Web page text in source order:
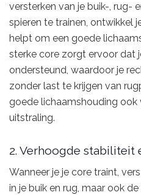
versterken van je buik-, rug-
spieren te trainen, ontwikkel
helpt om een goede
sterke core zorgt ervoor dat
ondersteund, waardoor je
zonder last te krijgen van
goede lichaamshouding
uitstraling.
2. Verhoogde stabiliteit
Wanneer je je core traint,
in je buik en rug, maar ook